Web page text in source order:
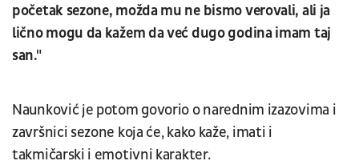
početak sezone, možda mu ne bismo verovali, ali ja
lično mogu da kažem da već dugo godina imam taj
san."
Naunković je potom govorio o narednim izazovima i
završnici sezone koja će, kako kaže, imati i
takmičarski i emotivni karakter.